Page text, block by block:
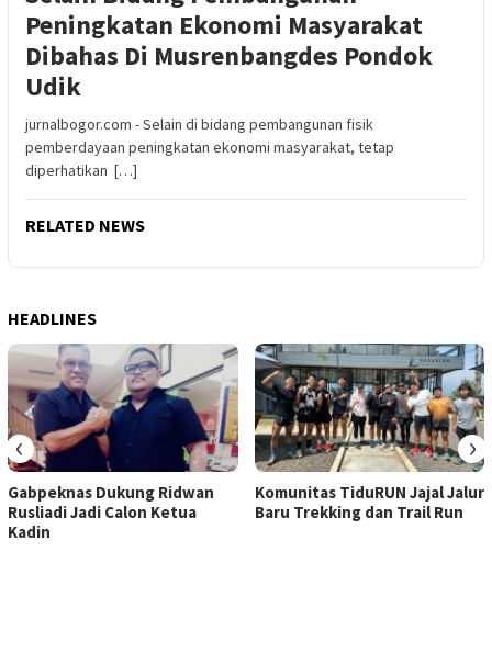
Peningkatan Ekonomi Masyarakat
Dibahas Di Musrenbangdes Pondok
Udik
jurnalbogor.com - Selain di bidang pembangunan fisik
pemberdayaan peningkatan ekonomi masyarakat, tetap
diperhatikan […]
RELATED NEWS
HEADLINES
Gabpeknas Dukung Ridwan
Rusliadi Jadi Calon Ketua
Kadin
Komunitas TiduRUN Jajal Jalur
Baru Trekking dan Trail Run
‹ ›